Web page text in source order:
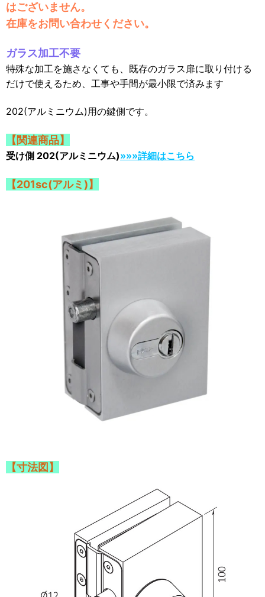
はございません。
在庫をお問い合わせください。
ガラス加工不要
特殊な加工を施さなくても、既存のガラス扉に取り付ける
だけで使えるため、工事や手間が最小限で済みます
202(アルミニウム)用の鍵側です。
【関連商品】
受け側 202(アルミニウム)»»»詳細はこちら
【201sc(アルミ)】
【寸法図】